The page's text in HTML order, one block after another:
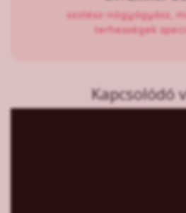
szülész-nőgyógyász,
terhességek
Kapcsolódó